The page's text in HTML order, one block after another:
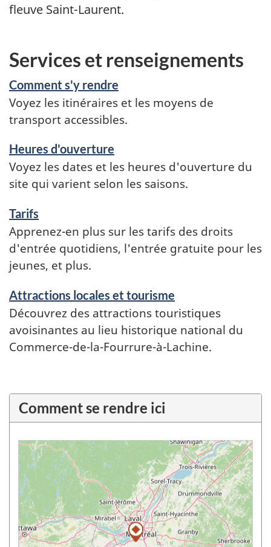
fleuve Saint-Laurent.
Services et renseignements
Comment s'y rendre
Voyez les itinéraires et les moyens de
transport accessibles.
Heures d'ouverture
Voyez les dates et les heures d'ouverture du
site qui varient selon les saisons.
Tarifs
Apprenez-en plus sur les tarifs des droits
d'entrée quotidiens, l'entrée gratuite pour les
jeunes, et plus.
Attractions locales et tourisme
Découvrez des attractions touristiques
avoisinantes au lieu historique national du
Commerce-de-la-Fourrure-à-Lachine.
Comment se rendre ici